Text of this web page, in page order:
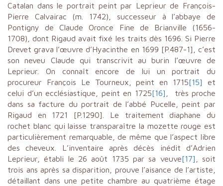
Catalan dans le portrait peint par Leprieur de François-
Pierre Calvairac (m. 1742), successeur à l’abbaye de
Pontigny de Claude Oronce Fine de Brianville (1656-
1708), dont Rigaud avait fixé les traits dès 1696. Si Pierre
Drevet grava l’œuvre d’Hyacinthe en 1699 [P.487-1], c’est
son neveu Claude qui transcrivit au burin l’œuvre de
Leprieur. On connaît encore de lui un portrait du
procureur François Le Tourneux, peint en 1715[15]
et
celui d’un ecclésiastique, peint en 1725[16] , très proche
dans sa facture du portrait de l’abbé Pucelle, peint par
Rigaud en 1721 [P.1290]. Le traitement diaphane du
rochet blanc qui laisse transparaître la mozette rouge est
particulièrement remarquable, de même que l’aspect libre
des cheveux. L’inventaire après décès inédit d’Adrien
Leprieur, établi le 26 août 1735 par sa veuve[17] , soit
trois ans après sa disparition, prouve l’aisance de l’artiste,
détaillant dans une petite chambre au quatrième étage